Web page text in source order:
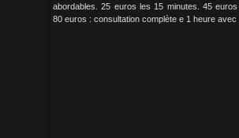
abordables. 25 euros les 15 minutes. 45 euros
80 euros : consultation complète e 1 heure avec